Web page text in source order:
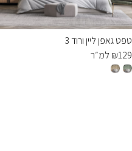
טפט גאפן ליין ורוד 3
₪129 למ״ר